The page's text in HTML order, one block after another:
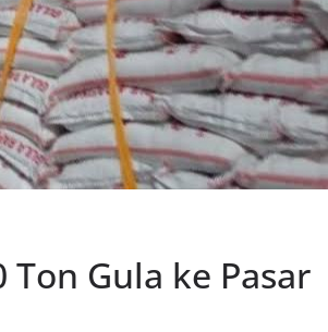
Ton Gula ke Pasar